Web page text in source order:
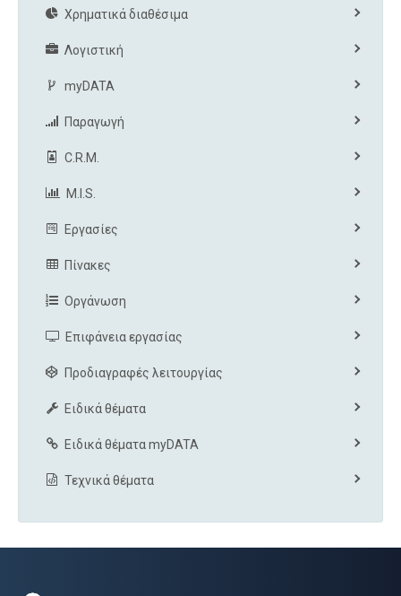
Χρηματικά διαθέσιμα
Λογιστική
myDATA
Παραγωγή
C.R.M.
M.I.S.
Εργασίες
Πίνακες
Οργάνωση
Επιφάνεια εργασίας
Προδιαγραφές λειτουργίας
Ειδικά θέματα
Ειδικά θέματα myDATA
Τεχνικά θέματα